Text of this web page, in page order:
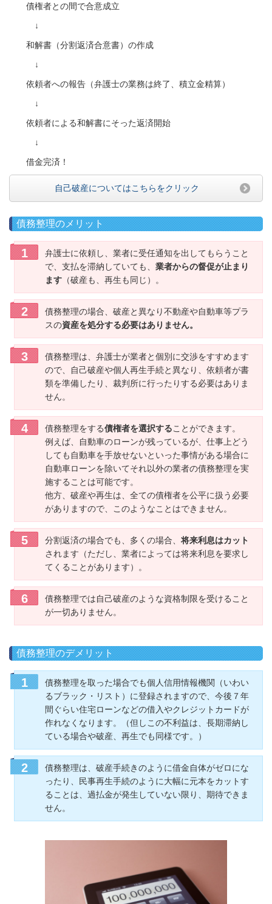
債権者との間で合意成立
↓
和解書（分割返済合意書）の作成
↓
依頼者への報告（弁護士の業務は終了、積立金精算）
↓
依頼者による和解書にそった返済開始
↓
借金完済！
自己破産についてはこちらをクリック
債務整理のメリット
弁護士に依頼し、業者に受任通知を出してもらうこと
で、支払を滞納していても、 業者からの督促が止まり
ます （破産も、再生も同じ）。
債務整理の場合、破産と異なり不動産や自動車等プラ
スの資産を処分する必要はありません。
債務整理は、弁護士が業者と個別に交渉をすすめます
ので、自己破産や個人再生手続と異なり、依頼者が書
類を準備したり、裁判所に行ったりする必要はありま
せん。
債務整理をする債権者を選択することができます。
例えば、自動車のローンが残っているが、仕事上どう
しても自動車を手放せないといった事情がある場合に
自動車ローンを除いてそれ以外の業者の債務整理を実
施することは可能です。
他方、破産や再生は、全ての債権者を公平に扱う必要
がありますので、このようなことはできません。
分割返済の場合でも、多くの場合、 将来利息はカット
されます（ただし、業者によっては将来利息を要求し
てくることがあります）。
債務整理では自己破産のような資格制限を受けること
が一切ありません。
債務整理のデメリット
債務整理を取った場合でも個人信用情報機関（いわい
るブラック・リスト）に登録されますので、今後７年
間ぐらい住宅ローンなどの借入やクレジットカードが
作れなくなります。（但しこの不利益は、長期滞納し
ている場合や破産、再生でも同様です。）
債務整理は、破産手続きのように借金自体がゼロにな
ったり、民事再生手続のように大幅に元本をカットす
ることは、過払金が発生していない限り、期待できま
せん。